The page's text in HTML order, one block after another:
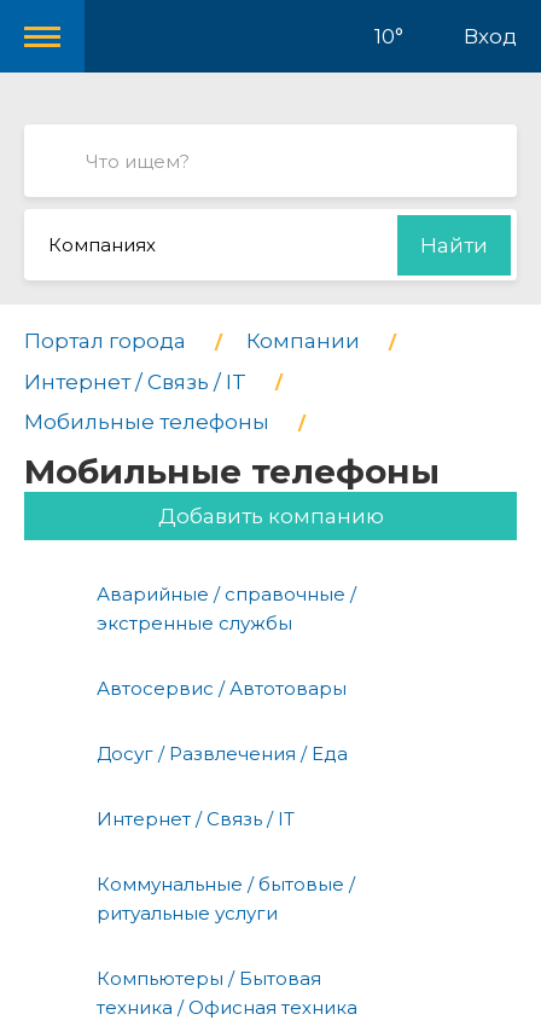
10° Вход
Компаниях Найти
Портал города
Компании
Интернет / Связь / IT
Мобильные телефоны
Мобильные телефоны
Добавить компанию
Аварийные / справочные /
экстренные службы
Автосервис / Автотовары
Досуг / Развлечения / Еда
Интернет / Связь / IT
Коммунальные / бытовые /
ритуальные услуги
Компьютеры / Бытовая
техника / Офисная техника